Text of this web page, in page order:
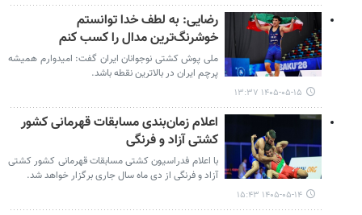
رضایی: به لطف خدا توانستم
خوشرنگ‌ترین مدال را کسب کنم
ملی پوش کشتی نوجوانان ایران گفت: امیدوارم همیشه
پرچم ایران در بالاترین نقطه باشد.
۱۴۰۵-۰۵-۱۵ ۱۳:۳۷
اعلام زمان‌بندی مسابقات قهرمانی کشور
کشتی آزاد و فرنگی
با اعلام فدراسیون کشتی مسابقات قهرمانی کشور کشتی
آزاد و فرنگی از دی ماه سال جاری برگزار خواهد شد.
۱۴۰۵-۰۵-۱۴ ۱۵:۴۳